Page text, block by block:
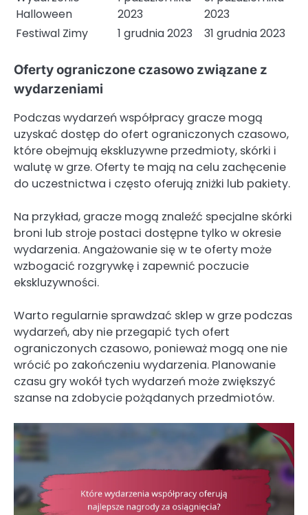
Halloween
2023
2023
Festiwal Zimy
1 grudnia 2023 31 grudnia 2023
Oferty ograniczone czasowo związane z
wydarzeniami
Podczas wydarzeń współpracy gracze mogą
uzyskać dostęp do ofert ograniczonych czasowo,
które obejmują ekskluzywne przedmioty, skórki i
walutę w grze. Oferty te mają na celu zachęcenie
do uczestnictwa i często oferują zniżki lub pakiety.
Na przykład, gracze mogą znaleźć specjalne skórki
broni lub stroje postaci dostępne tylko w okresie
wydarzenia. Angażowanie się w te oferty może
wzbogacić rozgrywkę i zapewnić poczucie
ekskluzywności.
Warto regularnie sprawdzać sklep w grze podczas
wydarzeń, aby nie przegapić tych ofert
ograniczonych czasowo, ponieważ mogą one nie
wrócić po zakończeniu wydarzenia. Planowanie
czasu gry wokół tych wydarzeń może zwiększyć
szanse na zdobycie pożądanych przedmiotów.